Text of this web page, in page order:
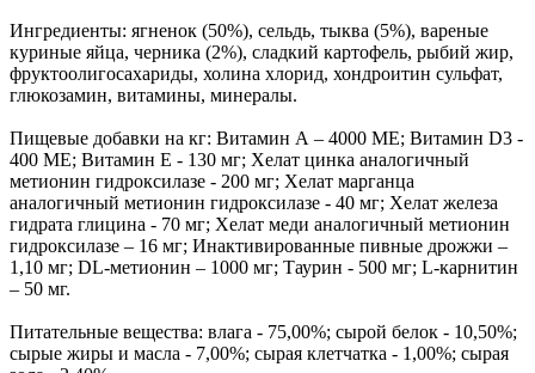
Ингредиенты: ягненок (50%), сельдь, тыква (5%), вареные
куриные яйца, черника (2%), сладкий картофель, рыбий жир,
фруктоолигосахариды, холина хлорид, хондроитин сульфат,
глюкозамин, витамины, минералы.
Пищевые добавки на кг: Витамин А – 4000 МЕ; Витамин D3 -
400 МЕ; Витамин Е - 130 мг; Хелат цинка аналогичный
метионин гидроксилазе - 200 мг; Хелат марганца
аналогичный метионин гидроксилазе - 40 мг; Хелат железа
гидрата глицина - 70 мг; Хелат меди аналогичный метионин
гидроксилазе – 16 мг; Инактивированные пивные дрожжи –
1,10 мг; DL-метионин – 1000 мг; Таурин - 500 мг; L-карнитин
– 50 мг.
Питательные вещества: влага - 75,00%; сырой белок - 10,50%;
сырые жиры и масла - 7,00%; сырая клетчатка - 1,00%; сырая